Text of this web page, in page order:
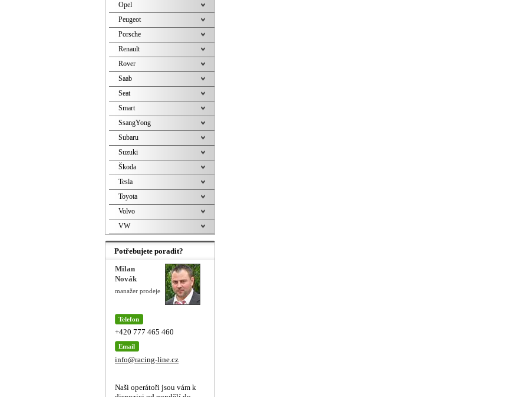
Opel
Peugeot
Porsche
Renault
Rover
Saab
Seat
Smart
SsangYong
Subaru
Suzuki
Škoda
Tesla
Toyota
Volvo
VW
Potřebujete poradit?
Milan
Novák
manažer prodeje
Telefon
+420 777 465 460
Email
info@racing-line.cz
Naši operátoři jsou vám k